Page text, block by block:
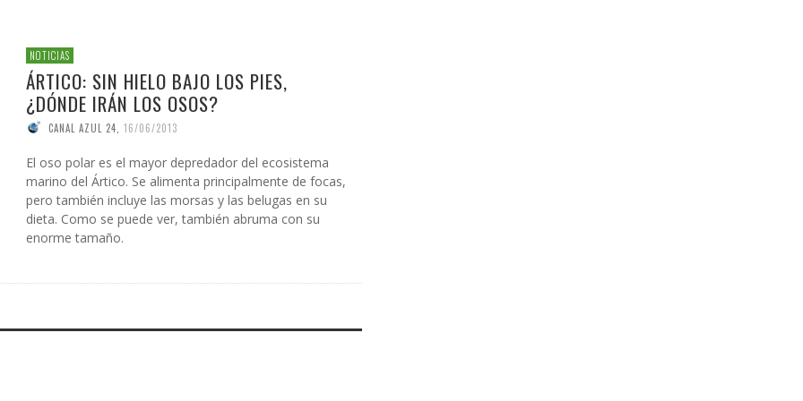
NOTICIAS
ÁRTICO: SIN HIELO BAJO LOS PIES,
¿DÓNDE IRÁN LOS OSOS?
CANAL AZUL 24, 16/06/2013
El oso polar es el mayor depredador del ecosistema
marino del Ártico. Se alimenta principalmente de focas,
pero también incluye las morsas y las belugas en su
dieta. Como se puede ver, también abruma con su
enorme tamaño.